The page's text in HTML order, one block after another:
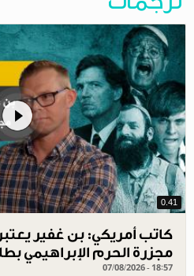
0.41
كاتب أمريكي: بن غفير
مجزرة الحرم الإبراهيمي
07/08/2026 - 18:57